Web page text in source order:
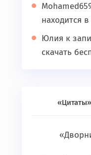
находится
Юлия к
скачать